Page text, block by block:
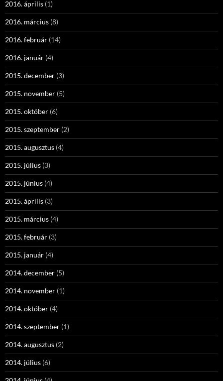
2016. április (1)
2016. március (8)
2016. február (14)
2016. január (4)
2015. december (3)
2015. november (5)
2015. október (6)
2015. szeptember (2)
2015. augusztus (4)
2015. július (3)
2015. június (4)
2015. április (3)
2015. március (4)
2015. február (3)
2015. január (4)
2014. december (5)
2014. november (1)
2014. október (4)
2014. szeptember (1)
2014. augusztus (2)
2014. július (6)